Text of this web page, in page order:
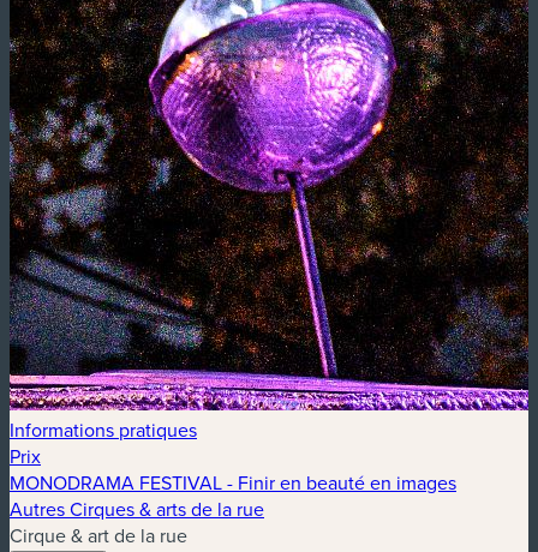
Informations pratiques
Prix
MONODRAMA FESTIVAL - Finir en beauté en images
Autres Cirques & arts de la rue
Cirque & art de la rue